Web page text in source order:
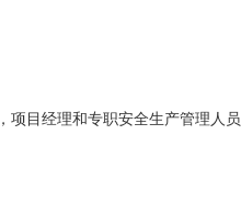
目经理和专职安全生产管理人